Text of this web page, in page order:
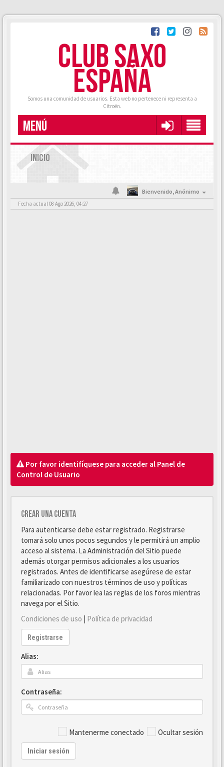
CLUB SAXO
ESPAÑA
Somos una comunidad de usuarios. Esta web no pertenece ni representa a
Citroën.
MENÚ
INICIO
Bienvenido,Anónimo
Fecha actual 08 Ago 2026, 04:27
Por favor identifíquese para acceder al Panel de
Control de Usuario
Crear una cuenta
Para autenticarse debe estar registrado. Registrarse
tomará solo unos pocos segundos y le permitirá un amplio
acceso al sistema. La Administración del Sitio puede
además otorgar permisos adicionales a los usuarios
registrados. Antes de identificarse asegúrese de estar
familiarizado con nuestros términos de uso y políticas
relacionadas. Por favor lea las reglas de los foros mientras
navega por el Sitio.
Condiciones de uso | Política de privacidad
Registrarse
Alias:
Contraseña:
Mantenerme conectado Ocultar sesión
Iniciar sesión